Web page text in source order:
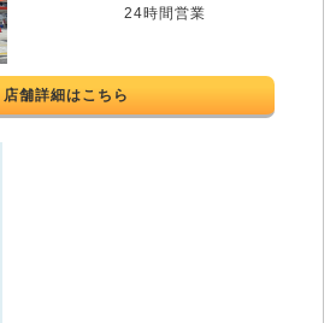
24時間営業
店舗詳細はこちら